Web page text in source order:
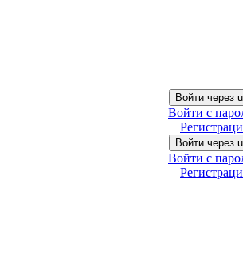
Войти через
Войти с
Войти через
Войти с